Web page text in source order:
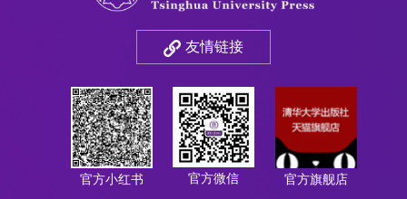
友情链接
官方小红书 官方微信 官方旗舰店